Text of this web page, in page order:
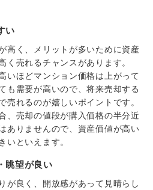
い
高く、メリットが多いために資産
く売れるチャンスがあります。
いほどマンション価格は上がって
も需要が高いので、将来売却する
売れるのが嬉しいポイントです。
、売却の値段が購入価格の半分近
ありませんので、資産価値が高い
いといえます。
眺望が良い
が良く、開放感があって見晴らし